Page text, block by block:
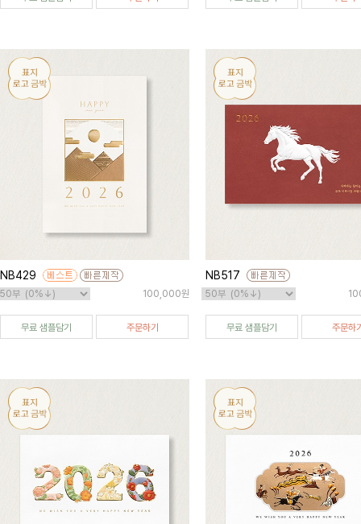
NB429
100,000원
무료 샘플담기 주문하기
NB517
무료 샘플담기 주문하